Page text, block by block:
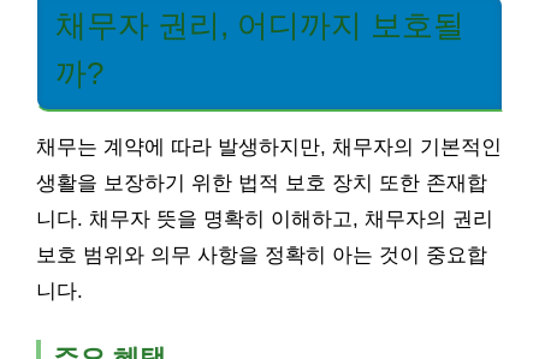
채무자 권리, 어디까지 보호될
까?
채무는 계약에 따라 발생하지만, 채무자의 기본적인
생활을 보장하기 위한 법적 보호 장치 또한 존재합
니다. 채무자 뜻을 명확히 이해하고, 채무자의 권리
보호 범위와 의무 사항을 정확히 아는 것이 중요합
니다.